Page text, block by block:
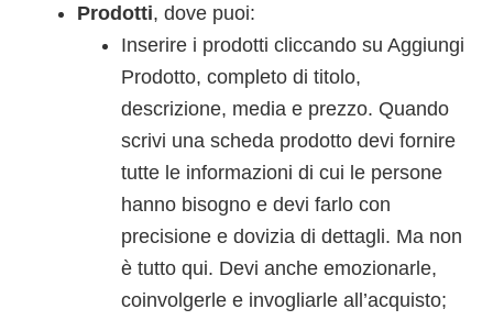
Prodotti, dove puoi:
Inserire i prodotti cliccando su Aggiungi
Prodotto, completo di titolo,
descrizione, media e prezzo. Quando
scrivi una scheda prodotto devi fornire
tutte le informazioni di cui le persone
hanno bisogno e devi farlo con
precisione e dovizia di dettagli. Ma non
è tutto qui. Devi anche emozionarle,
coinvolgerle e invogliarle all’acquisto;